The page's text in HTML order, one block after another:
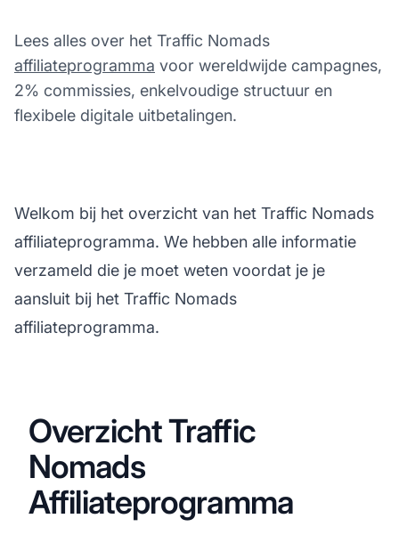
Lees alles over het Traffic Nomads
affiliateprogramma voor wereldwijde campagnes,
2% commissies, enkelvoudige structuur en
flexibele digitale uitbetalingen.
Welkom bij het overzicht van het Traffic Nomads
affiliateprogramma. We hebben alle informatie
verzameld die je moet weten voordat je je
aansluit bij het Traffic Nomads
affiliateprogramma.
Overzicht Traffic
Nomads
Affiliateprogramma